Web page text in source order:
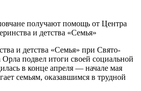
и детства «Семья» при Свято-
подвел итоги своей социальной
в конце апреля — начале мая
семьям, оказавшимся в трудной